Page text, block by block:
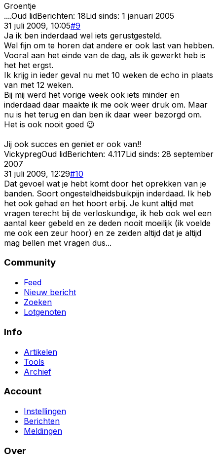
Groentje
....Oud lidBerichten: 18Lid sinds: 1 januari 2005
31 juli 2009, 10:05#9
Ja ik ben inderdaad wel iets gerustgesteld.
Wel fijn om te horen dat andere er ook last van hebben.
Vooral aan het einde van de dag, als ik gewerkt heb is
het het ergst.
Ik krijg in ieder geval nu met 10 weken de echo in plaats
van met 12 weken.
Bij mij werd het vorige week ook iets minder en
inderdaad daar maakte ik me ook weer druk om. Maar
nu is het terug en dan ben ik daar weer bezorgd om.
Het is ook nooit goed 😉
Jij ook succes en geniet er ook van!!
VickypregOud lidBerichten: 4.117Lid sinds: 28 september
2007
31 juli 2009, 12:29#10
Dat gevoel wat je hebt komt door het oprekken van je
banden. Soort ongesteldheidsbuikpijn inderdaad. Ik heb
het ook gehad en het hoort erbij. Je kunt altijd met
vragen terecht bij de verloskundige, ik heb ook wel een
aantal keer gebeld en ze deden nooit moeilijk (ik voelde
me ook een zeur hoor) en ze zeiden altijd dat je altijd
mag bellen met vragen dus...
Community
Feed
Nieuw bericht
Zoeken
Lotgenoten
Info
Artikelen
Tools
Archief
Account
Instellingen
Berichten
Meldingen
Over